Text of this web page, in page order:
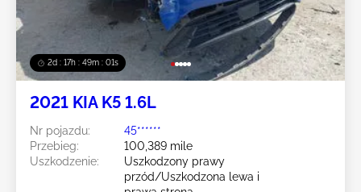
2d : 17h : 48m : 58s
2021 KIA K5 1.6L
Nr pojazdu:
45******
Przebieg:
100,389 mile
Uszkodzenie:
Uszkodzony prawy
przód/Uszkodzona lewa i